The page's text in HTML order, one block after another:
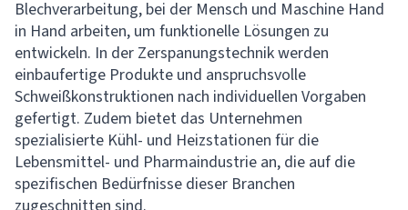
Blechverarbeitung, bei der Mensch und Maschine Hand
in Hand arbeiten, um funktionelle Lösungen zu
entwickeln. In der Zerspanungstechnik werden
einbaufertige Produkte und anspruchsvolle
Schweißkonstruktionen nach individuellen Vorgaben
gefertigt. Zudem bietet das Unternehmen
spezialisierte Kühl- und Heizstationen für die
Lebensmittel- und Pharmaindustrie an, die auf die
spezifischen Bedürfnisse dieser Branchen